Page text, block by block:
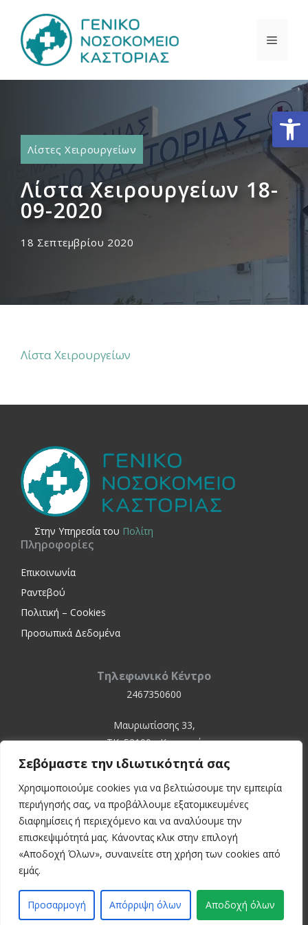
Σεβόμαστε την ιδιωτικότητά σας
Χρησιμοποιούμε cookies για να βελτιώσουμε την εμπειρία
περιήγησής σας, να προβάλλουμε εξατομικευμένες
διαφημίσεις ή περιεχόμενο και να αναλύουμε την
επισκεψιμότητά μας. Κάνοντας κλικ στην επιλογή
«Αποδοχή Όλων», συναινείτε στη χρήση των cookies από
εμάς.
Προσαρμογή Απόρριψη όλων Αποδοχή όλων
περιεχόμενο
Λίστες Χειρουργείων
Λίστα Χειρουργείων 18-
09-2020
18 Σεπτεμβρίου 2020
Λίστα Χειρουργείων
Στην Yπηρεσία του Πολίτη
Πληροφορίες
Επικοινωνία
Ραντεβού
Πολιτική – Cookies
Προσωπικά Δεδομένα
Τηλεφωνικό Κέντρο
2467350600
Μαυριωτίσσης 33,
ΤΚ. 52100 - Καστοριά